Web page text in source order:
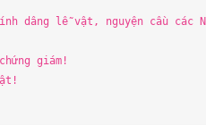
dâng lễ vật, nguyện cầu các
giám!